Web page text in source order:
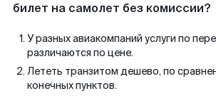
билет на самолет без комиссии?
У разных авиакомпаний услуги по
различаются по цене.
Лететь транзитом дешево, по
конечных пунктов.